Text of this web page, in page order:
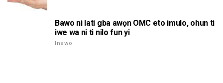
Bawo ni lati gba awọn OMC eto imulo, ohun ti
iwe wa ni ti nilo fun yi
Inawo